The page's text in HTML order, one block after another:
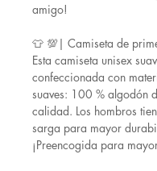
amigo!
👕 💯| Camiseta de
Esta camiseta unisex
confeccionada con
suaves: 100 % algodón
calidad. Los hombros
sarga para mayor
¡Preencogida para